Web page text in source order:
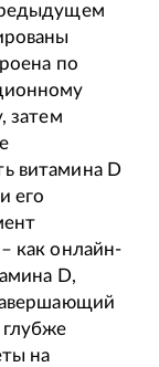
по
затем
витамина D
его
как онлайн-
D,
на